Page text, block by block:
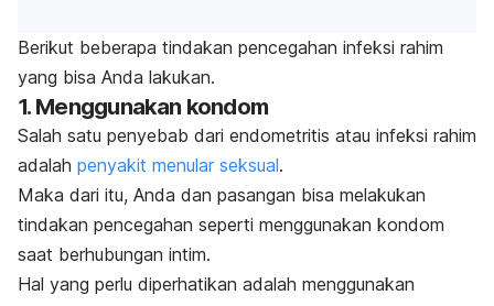
Berikut beberapa tindakan pencegahan infeksi rahim
yang bisa Anda lakukan.
1. Menggunakan kondom
Salah satu penyebab dari endometritis atau infeksi rahim
adalah penyakit menular seksual.
Maka dari itu, Anda dan pasangan bisa melakukan
tindakan pencegahan seperti menggunakan kondom
saat berhubungan intim.
Hal yang perlu diperhatikan adalah menggunakan